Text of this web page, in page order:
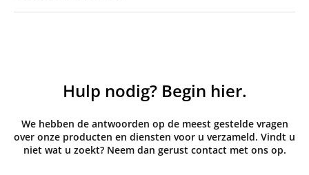
Hulp nodig? Begin hier.
We hebben de antwoorden op de meest gestelde vragen
over onze producten en diensten voor u verzameld. Vindt u
niet wat u zoekt? Neem dan gerust contact met ons op.